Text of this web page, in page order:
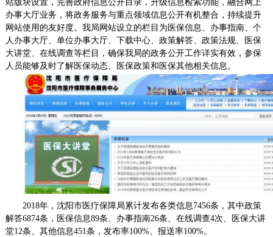
站版块设置，完善政府信息公开目录，升级信息检索功能，融合网上
办事大厅业务，将政务服务与重点领域信息公开有机整合，持续提升
网站使用的友好度。我局网站设立的栏目为医保信息、办事指南、个
人办事大厅、单位办事大厅、下载中心、政策解答、政策法规、医保
大讲堂、在线调查等栏目，确保我局的政务公开工作详实有效，参保
人员能够及时了解医保动态、医保政策和医保其他相关信息。
2018年，沈阳市医疗保障局累计发布各类信息7456条，其中政策
解答6874条，医保信息89条、办事指南26条、在线调查4次、医保大讲
堂12条、其他信息451条，发布率100%、报送率100%。